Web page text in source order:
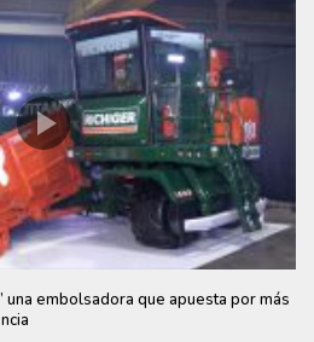
una embolsadora que apuesta por más